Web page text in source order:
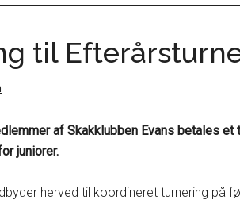
til
af Skakklubben Evans betales
juniorer.
herved til koordineret turnering på